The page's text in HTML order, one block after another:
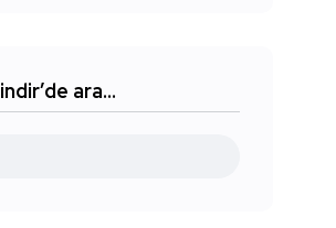
indir’de ara…